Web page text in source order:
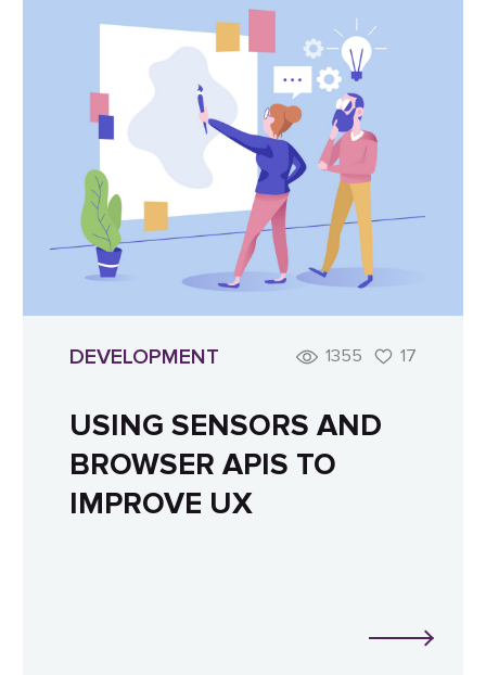
DEVELOPMENT 1355 17
USING SENSORS AND
BROWSER APIS TO
IMPROVE UX